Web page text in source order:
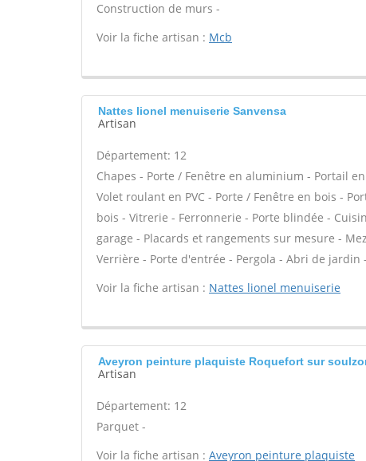
Construction de murs -
Voir la fiche artisan : Mcb
Nattes lionel menuiserie Sanvensa
Artisan
Département: 12
Chapes - Porte / Fenêtre en aluminium - Portail
Volet roulant en PVC - Porte / Fenêtre en bois -
bois - Vitrerie - Ferronnerie - Porte blindée -
garage - Placards et rangements sur mesure -
Verrière - Porte d'entrée - Pergola - Abri de
Voir la fiche artisan : Nattes lionel menuiserie
Aveyron peinture plaquiste Roquefort sur
Artisan
Département: 12
Parquet -
Voir la fiche artisan : Aveyron peinture plaquiste